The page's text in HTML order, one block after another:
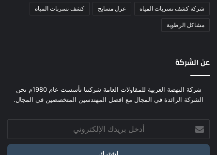
شركة كشف تسربات المياه عزل مسابح كشف تسربات المياه
مشاكل الرطوبة
عن الشركة
شركة النهضة العربية للمقاولات العامة شركتنا تأسست عام 1980م نحن
الشركة الرائدة في المجال مع افضل المهندسين المتخصصين في المجال.
بريدك
الإلكتروني